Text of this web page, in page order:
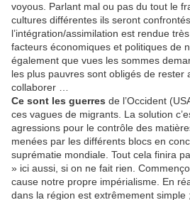
voyous. Parlant mal ou pas du tout le
cultures différentes ils seront
l’intégration/assimilation est rendue
facteurs économiques et politiques de
également que vues les sommes
les plus pauvres sont obligés de rester
collaborer …
Ce sont les guerres de l’Occident
ces vagues de migrants. La solution
agressions pour le contrôle des
menées par les différents blocs en
suprématie mondiale. Tout cela finira
» ici aussi, si on ne fait rien.
cause notre propre impérialisme. En
dans la région est extrêmement simple